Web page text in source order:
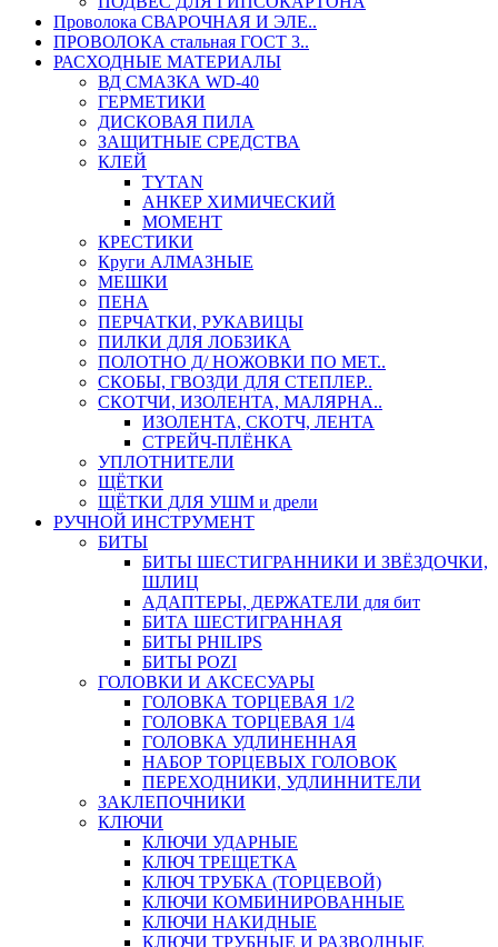
Проволока СВАРОЧНАЯ И ЭЛЕ..
ПРОВОЛОКА стальная ГОСТ 3..
РАСХОДНЫЕ МАТЕРИАЛЫ
ВД СМАЗКА WD-40
ГЕРМЕТИКИ
ДИСКОВАЯ ПИЛА
ЗАЩИТНЫЕ СРЕДСТВА
КЛЕЙ
TYTAN
АНКЕР ХИМИЧЕСКИЙ
МОМЕНТ
КРЕСТИКИ
Круги АЛМАЗНЫЕ
МЕШКИ
ПЕНА
ПЕРЧАТКИ, РУКАВИЦЫ
ПИЛКИ ДЛЯ ЛОБЗИКА
ПОЛОТНО Д/ НОЖОВКИ ПО МЕТ..
СКОБЫ, ГВОЗДИ ДЛЯ СТЕПЛЕР..
СКОТЧИ, ИЗОЛЕНТА, МАЛЯРНА..
ИЗОЛЕНТА, СКОТЧ, ЛЕНТА
СТРЕЙЧ-ПЛЁНКА
УПЛОТНИТЕЛИ
ЩЁТКИ
ЩЁТКИ ДЛЯ УШМ и дрели
РУЧНОЙ ИНСТРУМЕНТ
БИТЫ
БИТЫ ШЕСТИГРАННИКИ И ЗВЁЗДОЧКИ,
ШЛИЦ
АДАПТЕРЫ, ДЕРЖАТЕЛИ для бит
БИТА ШЕСТИГРАННАЯ
БИТЫ PHILIPS
БИТЫ POZI
ГОЛОВКИ И АКСЕСУАРЫ
ГОЛОВКА ТОРЦЕВАЯ 1/2
ГОЛОВКА ТОРЦЕВАЯ 1/4
ГОЛОВКА УДЛИНЕННАЯ
НАБОР ТОРЦЕВЫХ ГОЛОВОК
ПЕРЕХОДНИКИ, УДЛИННИТЕЛИ
ЗАКЛЕПОЧНИКИ
КЛЮЧИ
КЛЮЧИ УДАРНЫЕ
КЛЮЧ ТРЕЩЕТКА
КЛЮЧ ТРУБКА (ТОРЦЕВОЙ)
КЛЮЧИ КОМБИНИРОВАННЫЕ
КЛЮЧИ НАКИДНЫЕ
КЛЮЧИ ТРУБНЫЕ И РАЗВОДНЫЕ